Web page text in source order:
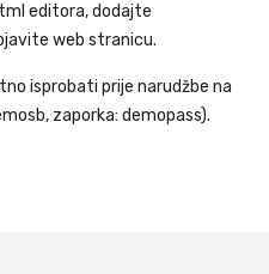
editora, dodajte
web stranicu.
isprobati prije narudžbe na
zaporka: demopass).